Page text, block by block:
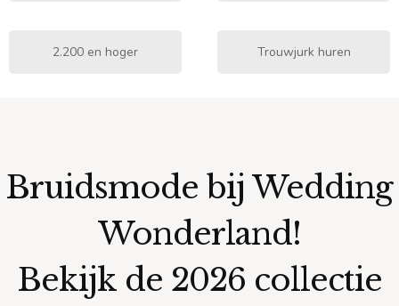
2.200 en hoger Trouwjurk huren
Bruidsmode bij Wedding
Wonderland!
Bekijk de 2026 collectie